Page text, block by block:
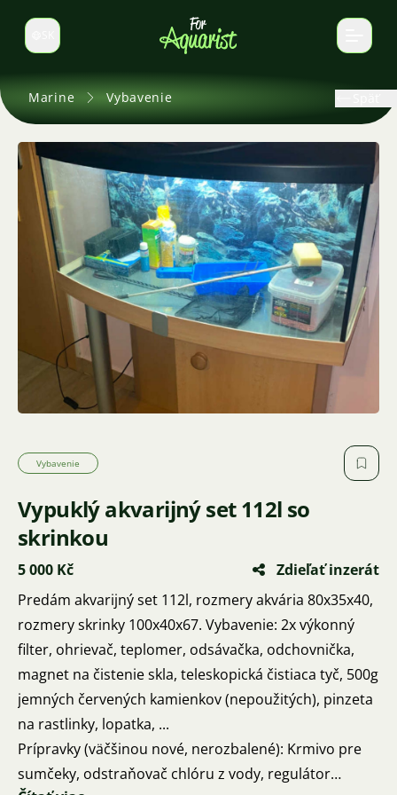
Prepnúť jazyk
Marine Vybavenie
Vybavenie
Vypuklý akvarijný set 112l so
skrinkou
5 000 Kč
Zdieľať inzerát
Predám akvarijný set 112l, rozmery akvária 80x35x40,
rozmery skrinky 100x40x67. Vybavenie: 2x výkonný
filter, ohrievač, teplomer, odsávačka, odchovnička,
magnet na čistenie skla, teleskopická čistiaca tyč, 500g
jemných červených kamienkov (nepoužitých), pinzeta
na rastlinky, lopatka, ...
Prípravky (väčšinou nové, nerozbalené): Krmivo pre
sumčeky, odstraňovač chlóru z vody, regulátor